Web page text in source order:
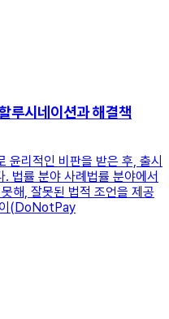
루시네이션과 해결책
윤리적인 비판을 받은 후, 출시
법률 분야 사례법률 분야에서
해, 잘못된 법적 조언을 제공
이(DoNotPay